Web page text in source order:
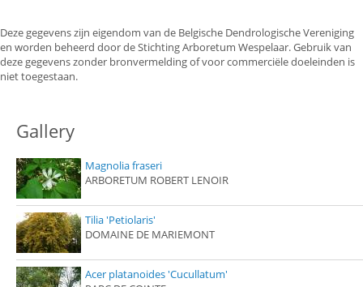
Deze gegevens zijn eigendom van de Belgische Dendrologische Vereniging
en worden beheerd door de Stichting Arboretum Wespelaar. Gebruik van
deze gegevens zonder bronvermelding of voor commerciële doeleinden is
niet toegestaan.
Gallery
Magnolia fraseri
ARBORETUM ROBERT LENOIR
Tilia 'Petiolaris'
DOMAINE DE MARIEMONT
Acer platanoides 'Cucullatum'